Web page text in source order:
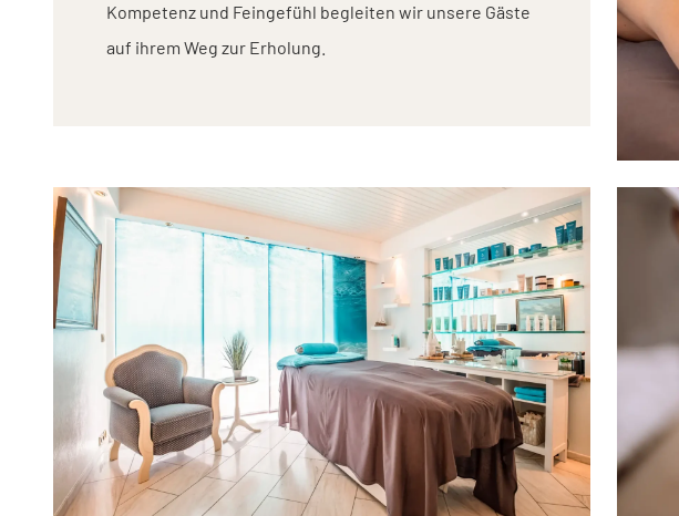
Kompetenz und Feingefühl begleiten wir unsere Gäste
auf ihrem Weg zur Erholung.